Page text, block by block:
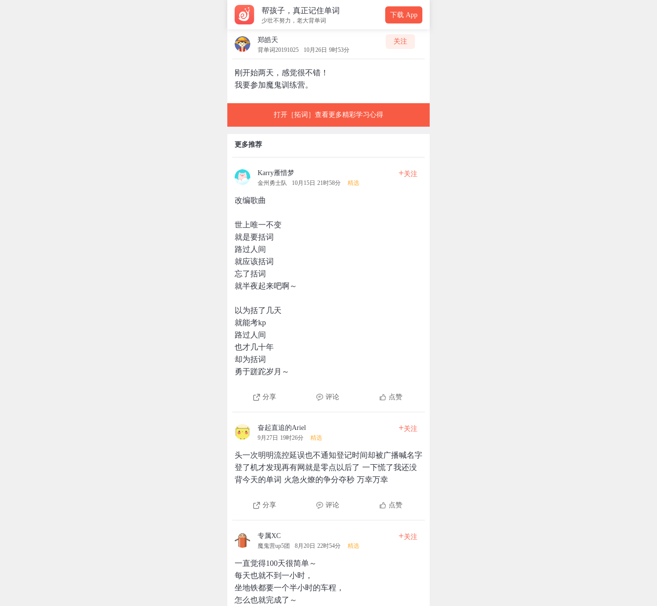
帮孩子，真正记住单词
少壮不努力，老大背单词
下载 App
郑皓天
背单词20191025 10月26日 9时53分
关注
刚开始两天，感觉很不错！
我要参加魔鬼训练营。
打开［拓词］查看更多精彩学习心得
更多推荐
Karry雁惜梦
金州勇士队 10月15日 21时58分 精选
+关注
改编歌曲
世上唯一不变
就是要括词
路过人间
就应该括词
忘了括词
就半夜起来吧啊～
以为括了几天
就能考kp
路过人间
也才几十年
却为括词
勇于蹉跎岁月～
分享 评论 点赞
奋起直追的Ariel
9月27日 19时26分 精选
+关注
头一次明明流控延误也不通知登记时间却被广播喊名字
登了机才发现再有网就是零点以后了 一下慌了我还没
背今天的单词 火急火燎的争分夺秒 万幸万幸
分享 评论 点赞
专属XC
魔鬼营up5团 8月20日 22时54分 精选
+关注
一直觉得100天很简单～
每天也就不到一小时，
坐地铁都要一个半小时的车程，
怎么也就完成了～